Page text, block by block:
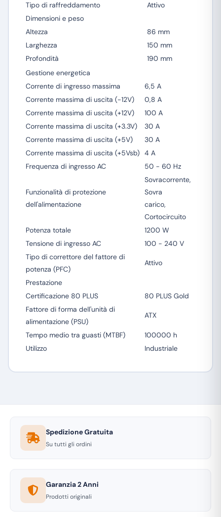
Tipo di raffreddamento
Attivo
Dimensioni e peso
Altezza
86 mm
Larghezza
150 mm
Profondità
190 mm
Gestione energetica
Corrente di ingresso massima
6,5 A
Corrente massima di uscita (-12V)
0,8 A
Corrente massima di uscita (+12V)
100 A
Corrente massima di uscita (+3.3V)
30 A
Corrente massima di uscita (+5V)
30 A
Corrente massima di uscita (+5Vsb) 4 A
Frequenza di ingresso AC
50 - 60 Hz
Funzionalità di protezione
dell'alimentazione
Sovracorrente,
Sovra
carico,
Cortocircuito
Potenza totale
1200 W
Tensione di ingresso AC
100 - 240 V
Tipo di correttore del fattore di
potenza (PFC)
Attivo
Prestazione
Certificazione 80 PLUS
80 PLUS Gold
Fattore di forma dell'unità di
alimentazione (PSU)
ATX
Tempo medio tra guasti (MTBF)
100000 h
Utilizzo
Industriale
Spedizione Gratuita
Su tutti gli ordini
Garanzia 2 Anni
Prodotti originali